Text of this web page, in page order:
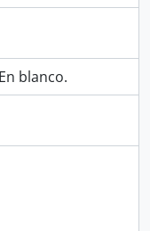
blanco.